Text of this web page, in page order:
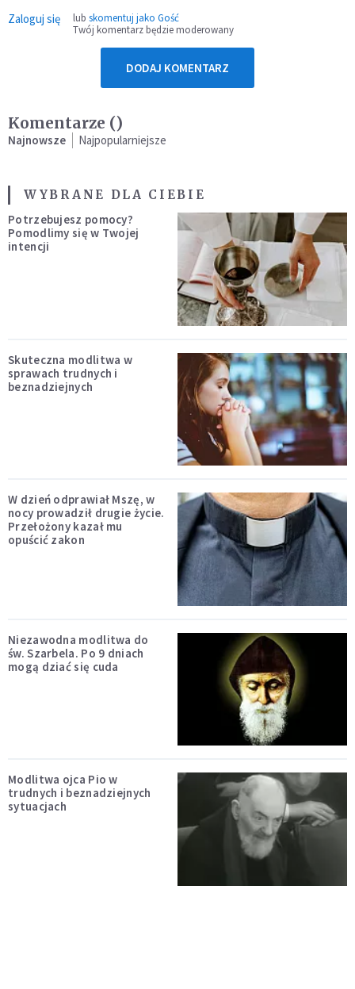
Zaloguj się lub skomentuj jako Gość
Twój komentarz będzie moderowany
DODAJ KOMENTARZ
Komentarze ()
Najnowsze Najpopularniejsze
WYBRANE DLA CIEBIE
Potrzebujesz pomocy?
Pomodlimy się w Twojej
intencji
Skuteczna modlitwa w
sprawach trudnych i
beznadziejnych
W dzień odprawiał Mszę, w
nocy prowadził drugie życie.
Przełożony kazał mu
opuścić zakon
Niezawodna modlitwa do
św. Szarbela. Po 9 dniach
mogą dziać się cuda
Modlitwa ojca Pio w
trudnych i beznadziejnych
sytuacjach